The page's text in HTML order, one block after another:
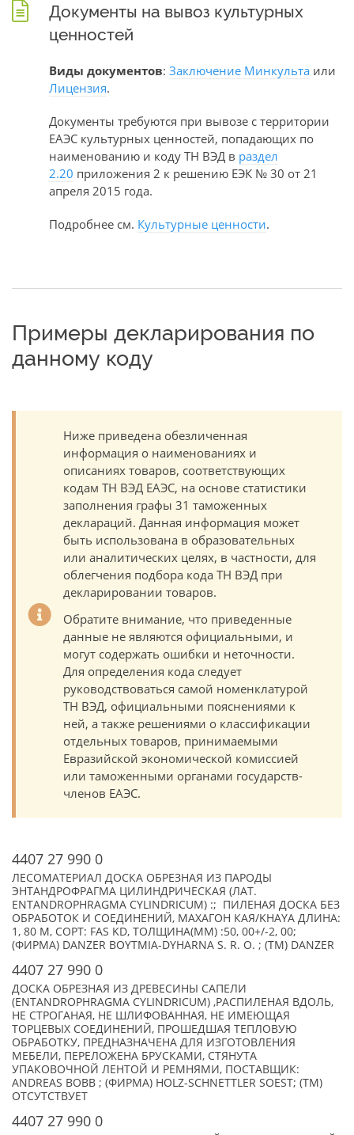
Документы на вывоз культурных
ценностей
Виды документов: Заключение Минкульта или
Лицензия.
Документы требуются при вывозе с территории
ЕАЭС культурных ценностей, попадающих по
наименованию и коду ТН ВЭД в раздел
2.20 приложения 2 к решению ЕЭК № 30 от 21
апреля 2015 года.
Подробнее см. Культурные ценности.
Примеры декларирования по
данному коду
Ниже приведена обезличенная
информация о наименованиях и
описаниях товаров, соответствующих
кодам ТН ВЭД ЕАЭС, на основе статистики
заполнения графы 31 таможенных
деклараций. Данная информация может
быть использована в образовательных
или аналитических целях, в частности, для
облегчения подбора кода ТН ВЭД при
декларировании товаров.
Обратите внимание, что приведенные
данные не являются официальными, и
могут содержать ошибки и неточности.
Для определения кода следует
руководствоваться самой номенклатурой
ТН ВЭД, официальными пояснениями к
ней, а также решениями о классификации
отдельных товаров, принимаемыми
Евразийской экономической комиссией
или таможенными органами государств-
членов ЕАЭС.
4407 27 990 0
ЛЕСОМАТЕРИАЛ ДОСКА ОБРЕЗНАЯ ИЗ ПАРОДЫ
ЭНТАНДРОФРАГМА ЦИЛИНДРИЧЕСКАЯ (ЛАТ.
ENTANDROPHRAGMA CYLINDRICUM) :; ПИЛЕНАЯ ДОСКА БЕЗ
ОБРАБОТОК И СОЕДИНЕНИЙ, МАХАГОН КАЯ/KHAYA ДЛИНА:
1, 80 М, СОРТ: FAS KD, ТОЛЩИНА(ММ) :50, 00+/-2, 00;
(ФИРМА) DANZER BOYTMIA-DYHARNA S. R. O. ; (TM) DANZER
4407 27 990 0
ДОСКА ОБРЕЗНАЯ ИЗ ДРЕВЕСИНЫ САПЕЛИ
(ENTANDROPHRAGMA CYLINDRICUM) ,РАСПИЛЕНАЯ ВДОЛЬ,
НЕ СТРОГАНАЯ, НЕ ШЛИФОВАННАЯ, НЕ ИМЕЮЩАЯ
ТОРЦЕВЫХ СОЕДИНЕНИЙ, ПРОШЕДШАЯ ТЕПЛОВУЮ
ОБРАБОТКУ, ПРЕДНАЗНАЧЕНА ДЛЯ ИЗГОТОВЛЕНИЯ
МЕБЕЛИ, ПЕРЕЛОЖЕНА БРУСКАМИ, СТЯНУТА
УПАКОВОЧНОЙ ЛЕНТОЙ И РЕМНЯМИ, ПОСТАВЩИК:
ANDREAS BOBB ; (ФИРМА) HOLZ-SCHNETTLER SOEST; (TM)
ОТСУТСТВУЕТ
4407 27 990 0